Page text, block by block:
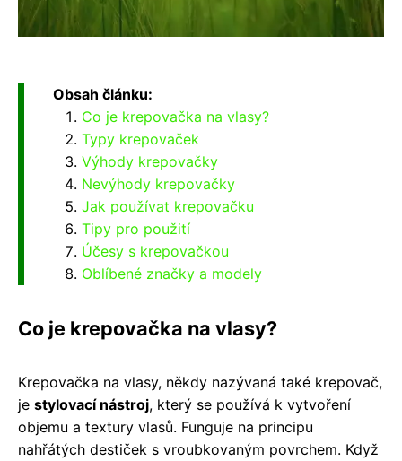
Obsah článku:
Co je krepovačka na vlasy?
Typy krepovaček
Výhody krepovačky
Nevýhody krepovačky
Jak používat krepovačku
Tipy pro použití
Účesy s krepovačkou
Oblíbené značky a modely
Co je krepovačka na vlasy?
Krepovačka na vlasy, někdy nazývaná také krepovač,
je stylovací nástroj, který se používá k vytvoření
objemu a textury vlasů. Funguje na principu
nahřátých destiček s vroubkovaným povrchem. Když